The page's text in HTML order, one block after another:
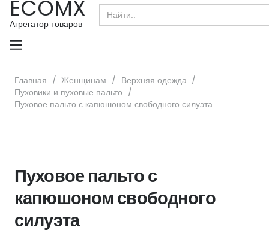
ECOMX
Агрегатор товаров
Search
for:
Главная / Женщинам / Верхняя одежда /
Пуховики и пуховые пальто /
Пуховое пальто с капюшоном свободного силуэта
Пуховое пальто с
капюшоном свободного
силуэта